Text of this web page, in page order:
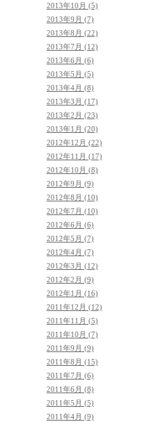
2013年10月 (5)
2013年9月 (7)
2013年8月 (22)
2013年7月 (12)
2013年6月 (6)
2013年5月 (5)
2013年4月 (8)
2013年3月 (17)
2013年2月 (23)
2013年1月 (20)
2012年12月 (22)
2012年11月 (17)
2012年10月 (8)
2012年9月 (9)
2012年8月 (10)
2012年7月 (10)
2012年6月 (6)
2012年5月 (7)
2012年4月 (7)
2012年3月 (12)
2012年2月 (9)
2012年1月 (16)
2011年12月 (12)
2011年11月 (5)
2011年10月 (7)
2011年9月 (9)
2011年8月 (15)
2011年7月 (6)
2011年6月 (8)
2011年5月 (5)
2011年4月 (9)